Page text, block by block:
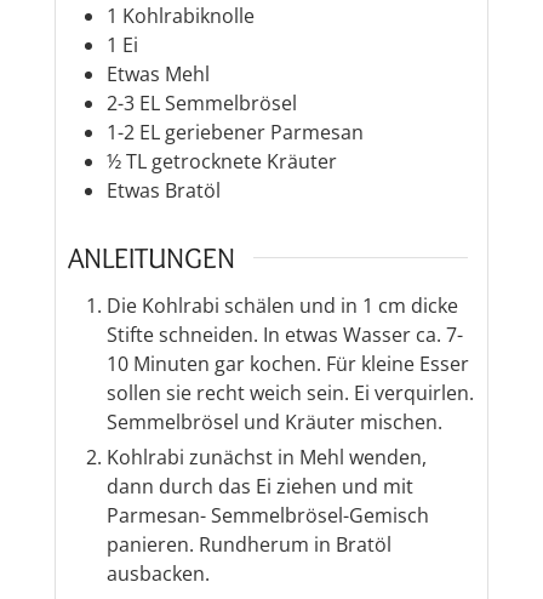
1 Kohlrabiknolle
1 Ei
Etwas Mehl
2-3 EL Semmelbrösel
1-2 EL geriebener Parmesan
½TL getrocknete Kräuter
Etwas Bratöl
ANLEITUNGEN
Die Kohlrabi schälen und in 1 cm dicke
Stifte schneiden. In etwas Wasser ca. 7-
10 Minuten gar kochen. Für kleine Esser
sollen sie recht weich sein. Ei verquirlen.
Semmelbrösel und Kräuter mischen.
Kohlrabi zunächst in Mehl wenden,
dann durch das Ei ziehen und mit
Parmesan- Semmelbrösel-Gemisch
panieren. Rundherum in Bratöl
ausbacken.